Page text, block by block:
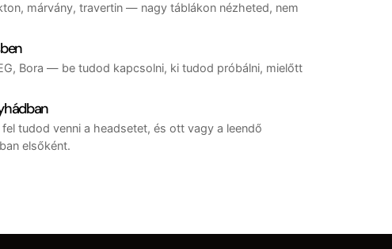
márvány, travertin — nagy táblákon nézheted, nem
Bora — be tudod kapcsolni, ki tudod próbálni, mielőtt
tudod venni a headsetet, és ott vagy a leendő
elsőként.